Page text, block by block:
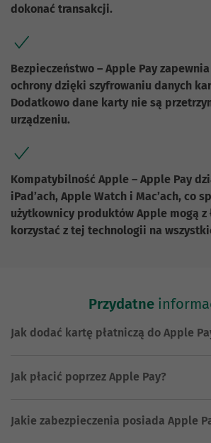
dokonać transakcji.
Bezpieczeństwo – Apple Pay
ochrony dzięki szyfrowaniu danych
Dodatkowo dane karty nie są
urządzeniu.
Kompatybilność Apple – Apple Pay
iPad’ach, Apple Watch i Mac’ach, co
użytkownicy produktów Apple mogą z
korzystać z tej technologii na
Przydatne
Jak dodać kartę płatniczą do Apple
Jak płacić poprzez Apple Pay?
Jakie zabezpieczenia posiada Apple